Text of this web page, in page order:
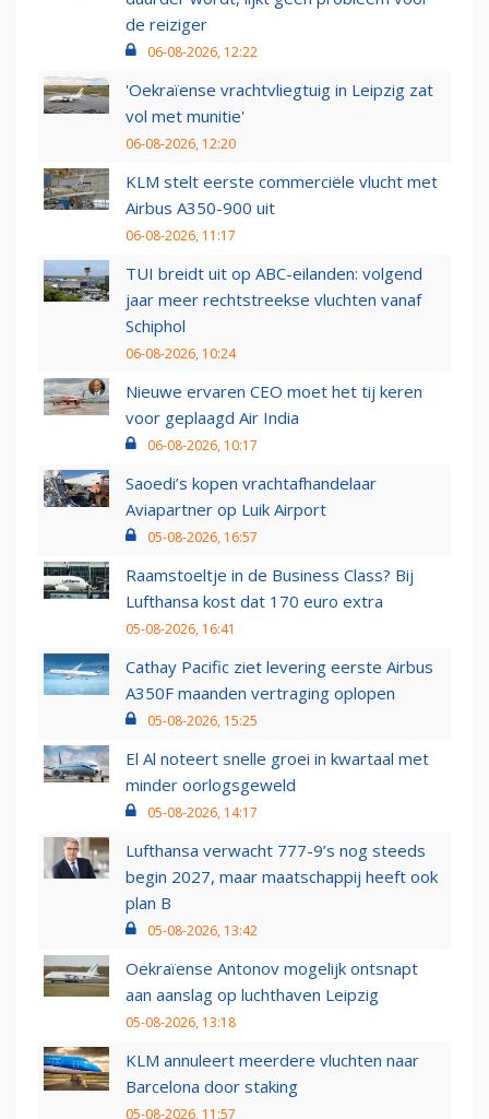
de reiziger
06-08-2026, 12:22
'Oekraïense vrachtvliegtuig in Leipzig zat
vol met munitie'
06-08-2026, 12:20
KLM stelt eerste commerciële vlucht met
Airbus A350-900 uit
06-08-2026, 11:17
TUI breidt uit op ABC-eilanden: volgend
jaar meer rechtstreekse vluchten vanaf
Schiphol
06-08-2026, 10:24
Nieuwe ervaren CEO moet het tij keren
voor geplaagd Air India
06-08-2026, 10:17
Saoedi’s kopen vrachtafhandelaar
Aviapartner op Luik Airport
05-08-2026, 16:57
Raamstoeltje in de Business Class? Bij
Lufthansa kost dat 170 euro extra
05-08-2026, 16:41
Cathay Pacific ziet levering eerste Airbus
A350F maanden vertraging oplopen
05-08-2026, 15:25
El Al noteert snelle groei in kwartaal met
minder oorlogsgeweld
05-08-2026, 14:17
Lufthansa verwacht 777-9’s nog steeds
begin 2027, maar maatschappij heeft ook
plan B
05-08-2026, 13:42
Oekraïense Antonov mogelijk ontsnapt
aan aanslag op luchthaven Leipzig
05-08-2026, 13:18
KLM annuleert meerdere vluchten naar
Barcelona door staking
05-08-2026, 11:57